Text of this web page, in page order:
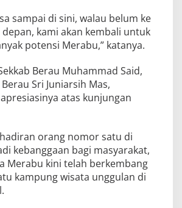
sampai di sini, walau belum ke
depan, kami akan kembali untuk
potensi Merabu,” katanya.
Berau Muhammad Said,
Sri Juniarsih Mas,
atas kunjungan
orang nomor satu di
kebanggaan bagi masyarakat,
Merabu kini telah berkembang
kampung wisata unggulan di